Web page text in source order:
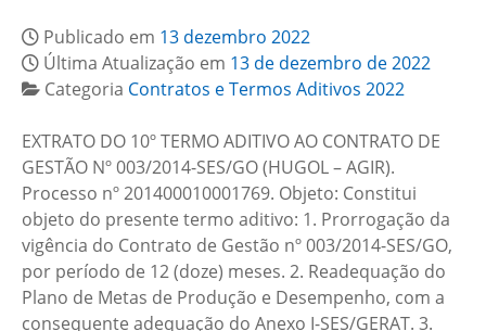
Publicado em 13 dezembro 2022
Última Atualização em 13 de dezembro de 2022
Categoria Contratos e Termos Aditivos 2022
EXTRATO DO 10º TERMO ADITIVO AO CONTRATO DE
GESTÃO Nº 003/2014-SES/GO (HUGOL – AGIR).
Processo nº 201400010001769. Objeto: Constitui
objeto do presente termo aditivo: 1. Prorrogação da
vigência do Contrato de Gestão nº 003/2014-SES/GO,
por período de 12 (doze) meses. 2. Readequação do
Plano de Metas de Produção e Desempenho, com a
consequente adequação do Anexo I-SES/GERAT. 3.